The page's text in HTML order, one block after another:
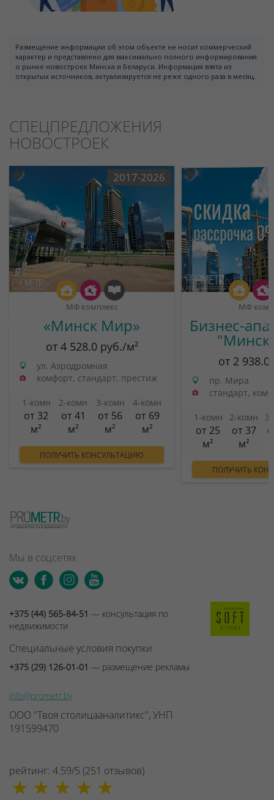
Размещение информации об этом объекте не носит коммерческий
характер и представлено для максимально полного информирования
о рынке новостроек Минска и Беларуси. Информация взята из
открытых источников, актуализируется не реже одного раза в месяц.
СПЕЦПРЕДЛОЖЕНИЯ
НОВОСТРОЕК
2017-2026
МФ комплекс
«Минск Мир»
от 4 528.0 руб./м²
ул. Аэродромная
комфорт, стандарт, престиж
1-комн
от 32
м²
2-комн
от 41
м²
3-комн
от 56
м²
4-комн
от 69
м²
ПОЛУЧИТЬ КОНСУЛЬТАЦИЮ
МФ
Бизнес-
от 2
пр. Мира
стандарт,
1-комн
от 25
м²
2-комн
от 37
м²
ПОЛУЧИТЬ
Мы в соцсетях
+375 (44) 565-84-51 — консультация по
недвижимости
Специальные условия покупки
+375 (29) 126-01-01 — размещение рекламы
info@prometr.by
ООО "Твоя столицааналитикс", УНП
191599470
рейтинг: 4.59/5 (251 отзывов)